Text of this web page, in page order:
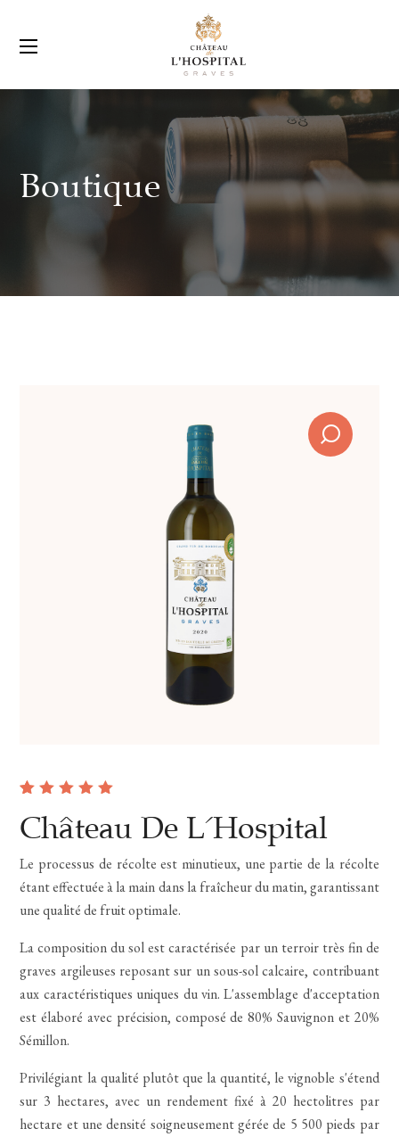
Boutique
Château De L'Hospital
5.00sur
5 basé
notations
client
Le processus de récolte est minutieux, une partie de la récolte
étant effectuée à la main dans la fraîcheur du matin, garantissant
une qualité de fruit optimale.
La composition du sol est caractérisée par un terroir très fin de
graves argileuses reposant sur un sous-sol calcaire, contribuant
aux caractéristiques uniques du vin. L'assemblage d'acceptation
est élaboré avec précision, composé de 80% Sauvignon et 20%
Sémillon.
Privilégiant la qualité plutôt que la quantité, le vignoble s'étend
sur 3 hectares, avec un rendement fixé à 20 hectolitres par
hectare et une densité soigneusement gérée de 5 500 pieds par